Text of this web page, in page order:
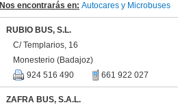
Nos encontrarás en: Autocares y Microbuses
RUBIO BUS, S.L.
C/ Templarios, 16
Monesterio (Badajoz)
924 516 490
661 922 027
ZAFRA BUS, S.A.L.